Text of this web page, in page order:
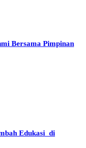
Bersama Pimpinan
Edukasi di